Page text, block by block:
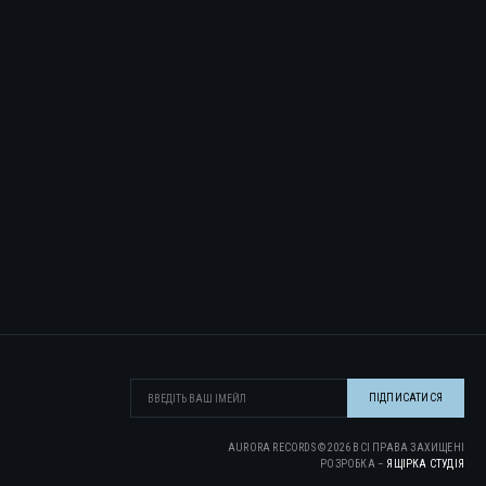
AURORA RECORDS ©2026 ВСІ ПРАВА ЗАХИЩЕНІ
РОЗРОБКА – ЯЩІРКА CТУДІЯ